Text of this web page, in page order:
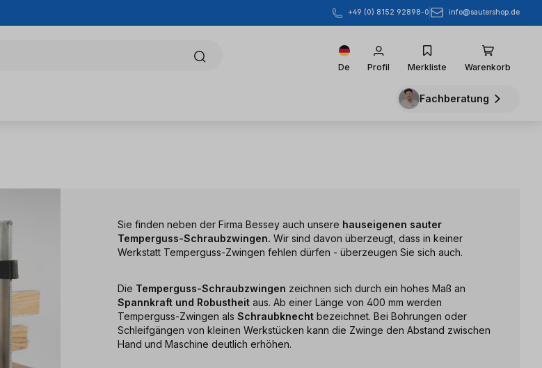
+49 (0) 8152 92898-0 info@sautershop.de
De Profil Merkliste Warenkorb
Fachberatung
Sie finden neben der Firma Bessey auch unsere hauseigenen sauter
Temperguss-Schraubzwingen. Wir sind davon überzeugt, dass in keiner
Werkstatt Temperguss-Zwingen fehlen dürfen - überzeugen Sie sich auch.
Die Temperguss-Schraubzwingen zeichnen sich durch ein hohes Maß an
Spannkraft und Robustheit aus. Ab einer Länge von 400 mm werden
Temperguss-Zwingen als Schraubknecht bezeichnet. Bei Bohrungen oder
Schleifgängen von kleinen Werkstücken kann die Zwinge den Abstand zwischen
Hand und Maschine deutlich erhöhen.